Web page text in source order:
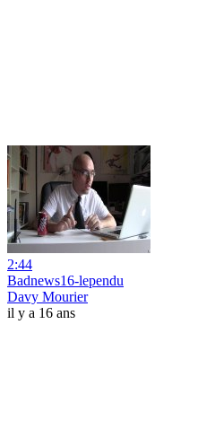
2:44
Badnews16-lependu
Davy Mourier
il y a 16 ans